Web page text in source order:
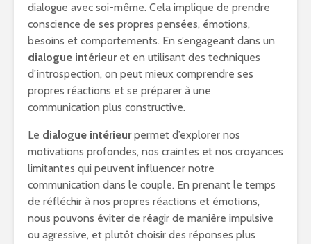
dialogue avec soi-même. Cela implique de prendre
conscience de ses propres pensées, émotions,
besoins et comportements. En s’engageant dans un
dialogue intérieuret en utilisant des techniques
d’introspection, on peut mieux comprendre ses
propres réactions et se préparer à une
communication plus constructive.
Le dialogue intérieurpermet d’explorer nos
motivations profondes, nos craintes et nos croyances
limitantes qui peuvent influencer notre
communication dans le couple. En prenant le temps
de réfléchir à nos propres réactions et émotions,
nous pouvons éviter de réagir de manière impulsive
ou agressive, et plutôt choisir des réponses plus